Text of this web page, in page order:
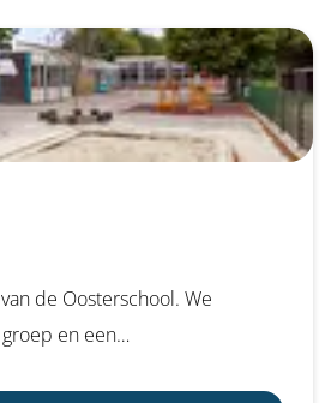
de Oosterschool. We
en een…